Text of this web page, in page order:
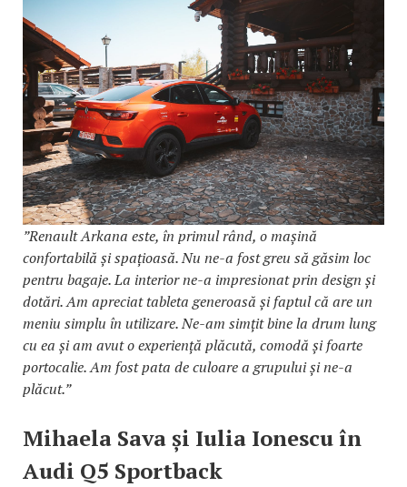
”Renault Arkana este, în primul rând, o mașină
confortabilă și spațioasă. Nu ne-a fost greu să găsim loc
pentru bagaje. La interior ne-a impresionat prin design și
dotări. Am apreciat tableta generoasă și faptul că are un
meniu simplu în utilizare. Ne-am simțit bine la drum lung
cu ea și am avut o experiență plăcută, comodă și foarte
portocalie. Am fost pata de culoare a grupului și ne-a
plăcut.”
Mihaela Sava și Iulia Ionescu în
Audi Q5 Sportback